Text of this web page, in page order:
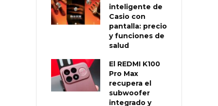
inteligente de
Casio con
pantalla: precio
y funciones de
salud
El REDMI K100
Pro Max
recupera el
subwoofer
integrado y